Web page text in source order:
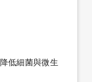
低細菌與微生